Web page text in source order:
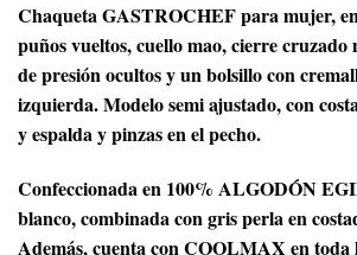
Chaqueta GASTROCHEF para mujer,
puños vueltos, cuello mao, cierre cruzado
de presión ocultos y un bolsillo con
izquierda. Modelo semi ajustado, con
y espalda y pinzas en el pecho.
Confeccionada en 100% ALGODÓN
blanco, combinada con gris perla en
Además, cuenta con COOLMAX en toda